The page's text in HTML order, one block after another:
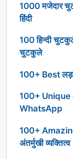
1000 मजेदार
हिंदी
100 हिन्दी
चुटकुले
100+ Best
100+
WhatsApp
100+
अंतर्मुखी व्यक्तित्व